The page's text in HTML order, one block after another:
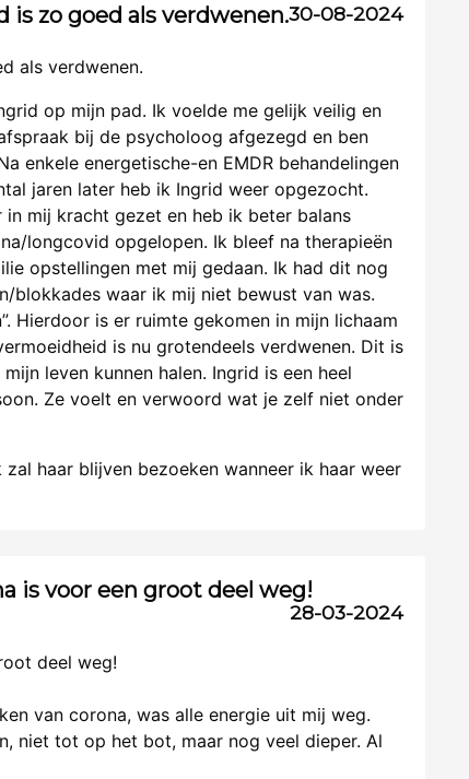
is zo goed als verdwenen.30-08-2024
als verdwenen.
op mijn pad. Ik voelde me gelijk veilig en
bij de psycholoog afgezegd en ben
enkele energetische-en EMDR behandelingen
jaren later heb ik Ingrid weer opgezocht.
mij kracht gezet en heb ik beter balans
longcovid opgelopen. Ik bleef na therapieën
opstellingen met mij gedaan. Ik had dit nog
blokkades waar ik mij niet bewust van was.
Hierdoor is er ruimte gekomen in mijn lichaam
is nu grotendeels verdwenen. Dit is
leven kunnen halen. Ingrid is een heel
Ze voelt en verwoord wat je zelf niet onder
haar blijven bezoeken wanneer ik haar weer
is voor een groot deel weg!
28-03-2024
deel weg!
van corona, was alle energie uit mij weg.
niet tot op het bot, maar nog veel dieper. Al